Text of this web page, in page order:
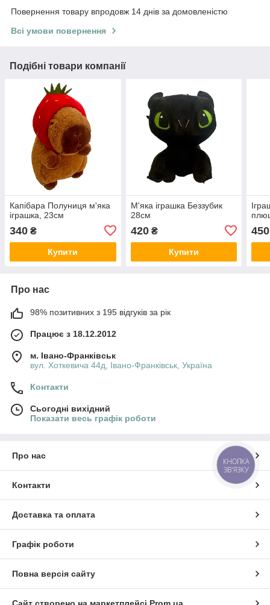
Повернення товару впродовж 14 днів за домовленістю
Всі умови повернення
Подібні товари компанії
Капібара Полуниця м'яка
іграшка, 23см
340 ₴
Купити
М'яка іграшка Беззубик
28см
420₴
Купити
450
Про нас
98% позитивних з 195 відгуків за рік
Працює з 18.12.2012
м. Івано-Франківськ
вул. Хоткевича 44д, Івано-Франківськ, Україна
Контакти
Сьогодні вихідний
Показати весь графік роботи
Про нас
Контакти
Доставка та оплата
Графік роботи
Повна версія сайту
КНОПКА
ЗВ'ЯЗКУ